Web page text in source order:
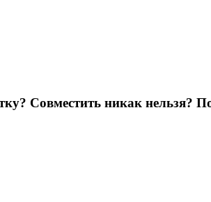
Совместить никак нельзя?